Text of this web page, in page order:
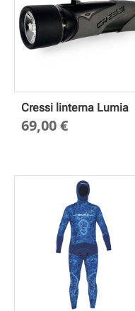
Cressi linterna Lumia
69,00€